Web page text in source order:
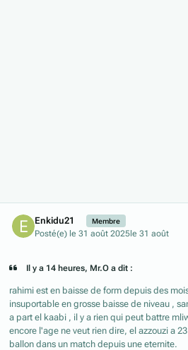
Enkidu21 Membre
Posté(e) le 31 août 2025le 31 août
Il y a 14 heures, Mr.O a dit :
rahimi est en baisse de form depuis des
insuportable en grosse baisse de niveau ,
a part el kaabi , il y a rien qui peut battre
encore l'age ne veut rien dire, el azzouzi a
ballon dans un match depuis une eternite.